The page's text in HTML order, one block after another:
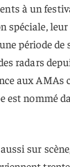
à un
spéciale, leur
période
radars
aux AMAs
est nommé
sur